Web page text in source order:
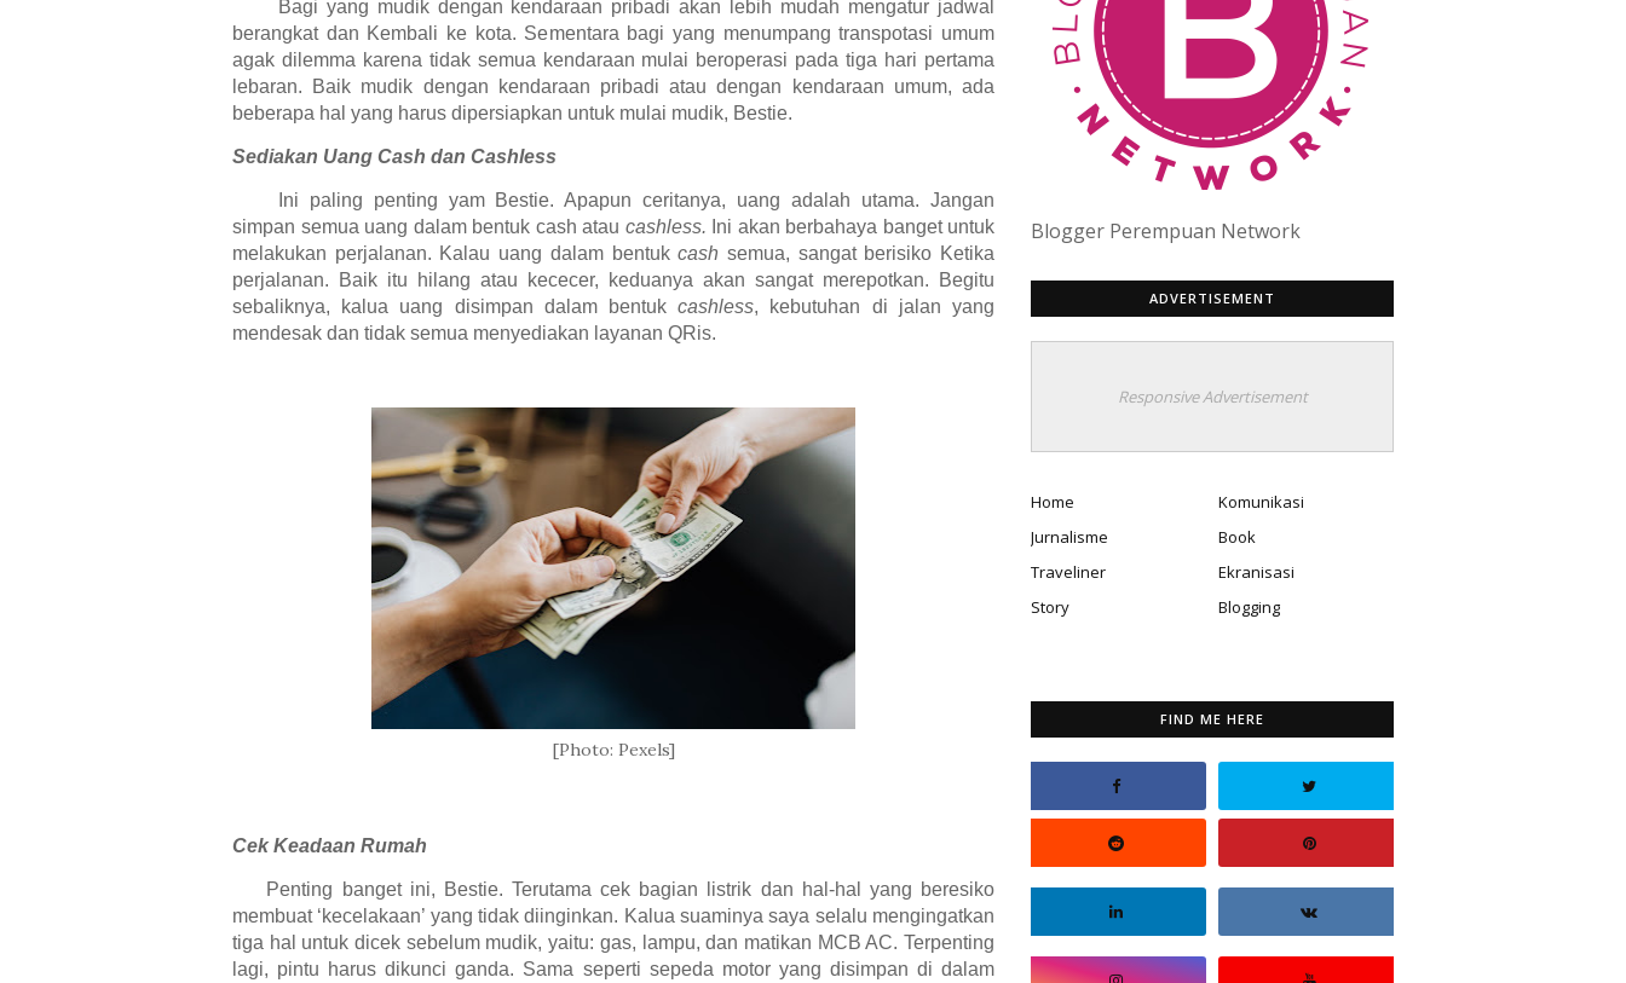
Bagi yang mudik dengan kendaraan pribadi akan lebih mudah mengatur jadwal
berangkat dan Kembali ke kota. Sementara bagi yang menumpang transpotasi umum
agak dilemma karena tidak semua kendaraan mulai beroperasi pada tiga hari pertama
lebaran. Baik mudik dengan kendaraan pribadi atau dengan kendaraan umum, ada
beberapa hal yang harus dipersiapkan untuk mulai mudik, Bestie.
Sediakan Uang Cash dan Cashless
Ini paling penting yam Bestie. Apapun ceritanya, uang adalah utama. Jangan
simpan semua uang dalam bentuk cash atau cashless. Ini akan berbahaya banget untuk
melakukan perjalanan. Kalau uang dalam bentukcash semua, sangat berisiko Ketika
perjalanan. Baik itu hilang atau kececer, keduanya akan sangat merepotkan. Begitu
sebaliknya, kalua uang disimpan dalam bentukcashless, kebutuhan di jalan yang
mendesak dan tidak semua menyediakan layanan QRis.
[Photo: Pexels]
Cek Keadaan Rumah
Penting banget ini, Bestie. Terutama cek bagian listrik dan hal-hal yang beresiko
membuat ‘kecelakaan’ yang tidak diinginkan. Kalua suaminya saya selalu mengingatkan
tiga hal untuk dicek sebelum mudik, yaitu: gas, lampu, dan matikan MCB AC. Terpenting
lagi, pintu harus dikunci ganda. Sama seperti sepeda motor yang disimpan di dalam
Blogger Perempuan Network
ADVERTISEMENT
Responsive Advertisement
Home
Komunikasi
Jurnalisme
Book
Traveliner
Ekranisasi
Story
Blogging
FIND ME HERE